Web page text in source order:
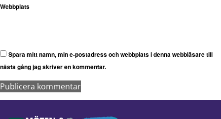
Webbplats
Spara mitt namn, min e-postadress och webbplats i denna webbläsare till
nästa gång jag skriver en kommentar.